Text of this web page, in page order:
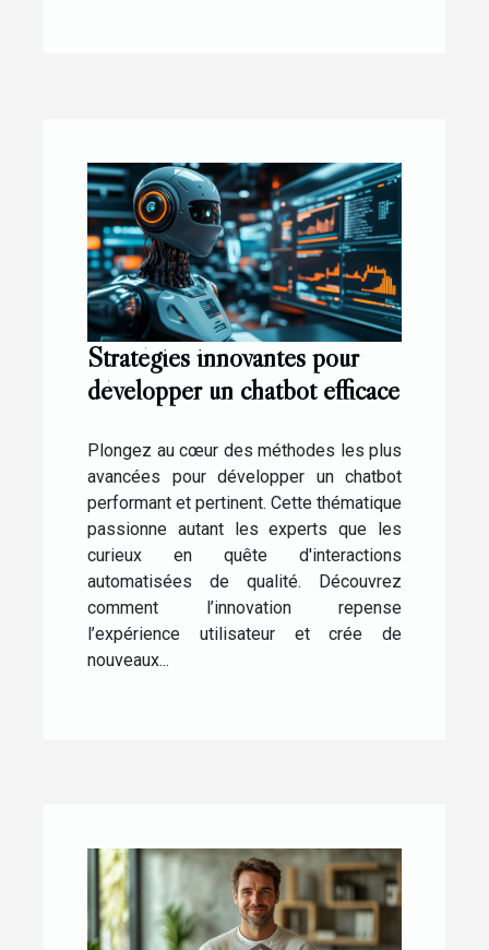
Stratégies innovantes pour
développer un chatbot efficace
Plongez au cœur des méthodes les plus
avancées pour développer un chatbot
performant et pertinent. Cette thématique
passionne autant les experts que les
curieux en quête d'interactions
automatisées de qualité. Découvrez
comment l’innovation repense
l’expérience utilisateur et crée de
nouveaux...